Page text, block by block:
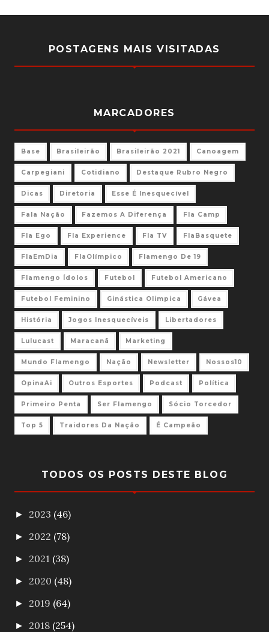
POSTAGENS MAIS VISITADAS
MARCADORES
Base Brasileirão Brasileirão 2021 Canoagem
Carpegiani Cotidiano Destaque Rubro Negro
Dicas Diretoria Esse É Inesquecível
Fala Nação Fazemos A Diferença Fla Camp
Fla Ego Fla Experience Fla TV FlaBasquete
FlaEmDia FlaOlímpico Flamengo De 19
Flamengo Ídolos Futebol Futebol Americano
Futebol Feminino Ginástica Olimpica Gávea
História Jogos Inesquecíveis Libertadores
Lulucast Maracanã Marketing
Mundo Flamengo Nação Newsletter Nossos10
OpinaAi Outros Esportes Podcast Política
Primeiro Penta Ser Flamengo Sócio Torcedor
Top 5 Traidores Da Nação É Campeão
TODOS OS POSTS DESTE BLOG
► 2023 (46)
► 2022 (78)
► 2021 (38)
► 2020 (48)
► 2019 (64)
► 2018 (254)